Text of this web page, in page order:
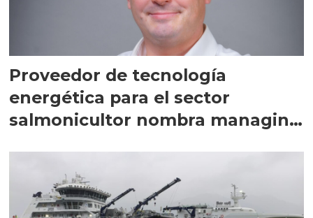
Proveedor de tecnología
energética para el sector
salmonicultor nombra managing